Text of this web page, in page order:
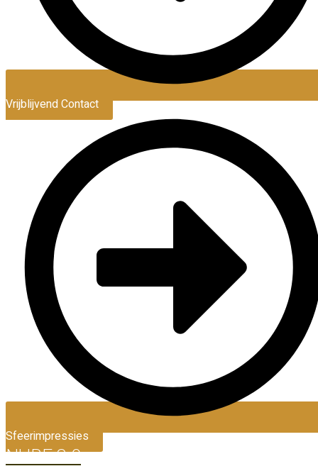
Vrijblijvend Contact
Sfeerimpressies
NUBE 3.0